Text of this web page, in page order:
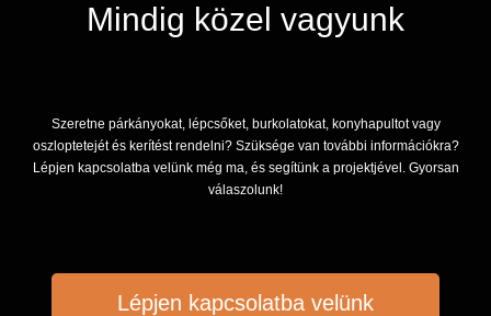
Mindig közel vagyunk
Szeretne párkányokat, lépcsőket, burkolatokat, konyhapultot vagy
oszloptetejét és kerítést rendelni? Szüksége van további információkra?
Lépjen kapcsolatba velünk még ma, és segítünk a projektjével. Gyorsan
válaszolunk!
Lépjen kapcsolatba velünk